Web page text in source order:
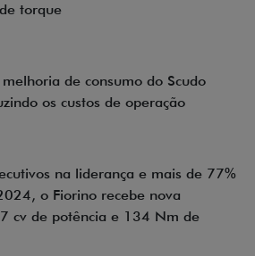
torque
de consumo do Scudo
os custos de operação
na liderança e mais de 77%
o Fiorino recebe nova
cv de potência e 134 Nm de